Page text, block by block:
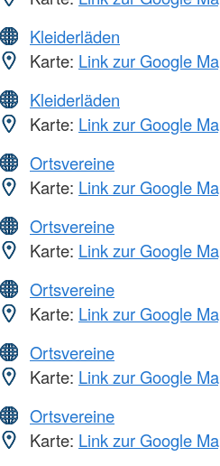
Kleiderläden
Karte: Link zur Google
Kleiderläden
Karte: Link zur Google
Ortsvereine
Karte: Link zur Google
Ortsvereine
Karte: Link zur Google
Ortsvereine
Karte: Link zur Google
Ortsvereine
Karte: Link zur Google
Ortsvereine
Karte: Link zur Google